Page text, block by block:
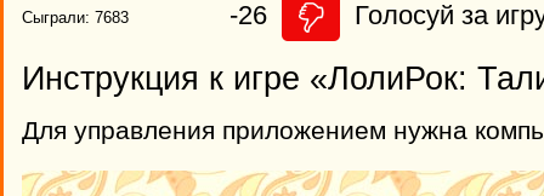
Сыграли: 7683 -26 Голосуй за
Инструкция к игре «ЛолиРок:
Для управления приложением нужна